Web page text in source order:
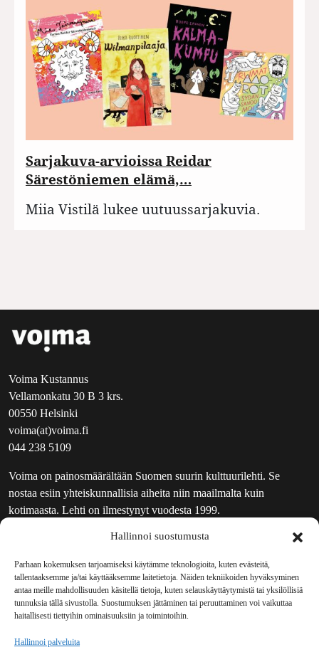
Hallinnoi suostumusta
Parhaan kokemuksen tarjoamiseksi käytämme teknologioita, kuten evästeitä,
tallentaaksemme ja/tai käyttääksemme laitetietoja. Näiden tekniikoiden hyväksyminen
antaa meille mahdollisuuden käsitellä tietoja, kuten selauskäyttäytymistä tai yksilöllisiä
tunnuksia tällä sivustolla. Suostumuksen jättäminen tai peruuttaminen voi vaikuttaa
haitallisesti tiettyihin ominaisuuksiin ja toimintoihin.
Hallinnoi palveluita
Sarjakuva-arvioissa Reidar
Särestöniemen elämä,…
Miia Vistilä lukee uutuussarjakuvia.
Voima Kustannus
Vellamonkatu 30 B 3 krs.
00550 Helsinki
voima(at)voima.fi
044 238 5109
Voima on painosmäärältään Suomen suurin kulttuurilehti. Se
nostaa esiin yhteiskunnallisia aiheita niin maailmalta kuin
kotimaasta. Lehti on ilmestynyt vuodesta 1999.
UUTISKIRJE
MAINOSTAJILLE
VASTAMAINOKSET
JAKELUPAIKAT
REKISTERISELOSTE